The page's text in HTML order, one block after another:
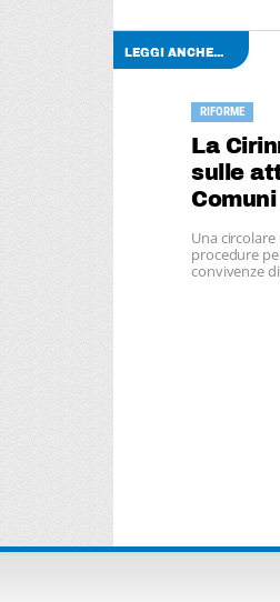
LEGGI ANCHE...
RIFORME
La
sulle
Comuni
Una
procedure
convivenze